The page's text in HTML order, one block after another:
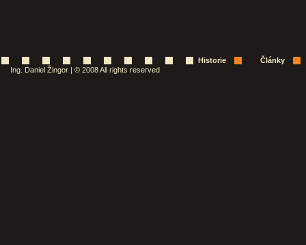
Historie
Články
Ing. Daniel Žingor | © 2008 All rights reserved